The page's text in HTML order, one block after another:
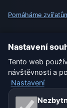
Pomáháme
Nastavení
Nastavení
Tento web
návštěvnosti a
Nastavení